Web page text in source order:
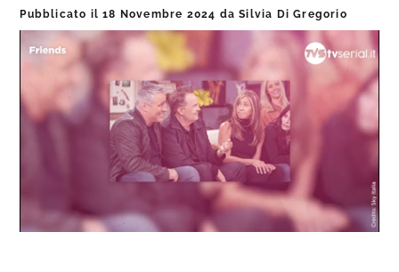
Pubblicato il18 Novembre 2024 daSilvia Di Gregorio
Unmute
Loaded
0%
Progress:
0%